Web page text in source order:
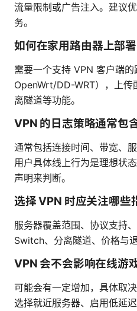
流量限制或广告注入。建议
务。
如何在家用路由器上部署
需要一个支持 VPN 客户端
OpenWrt/DD-WRT），上
离隧道等功能。
VPN 的日志策略通常包
通常包括连接时间、带宽、
用户具体线上行为是理想状
声明来判断。
选择 VPN 时应关注哪些
服务器覆盖范围、协议支持
Switch、分离隧道、价格与
VPN 会不会影响在线游
可能会有一定增加，具体取
选择就近服务器、启用低延